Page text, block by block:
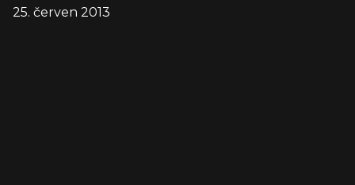
25. červen 2013